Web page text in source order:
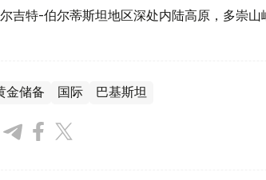
吉特-伯尔蒂斯坦地区深处内陆高原，多崇山
金储备 国际 巴基斯坦